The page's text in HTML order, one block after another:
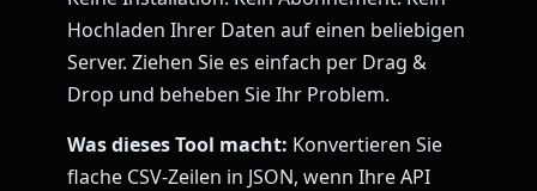
Hochladen Ihrer Daten auf einen beliebigen
Server. Ziehen Sie es einfach per Drag &
Drop und beheben Sie Ihr Problem.
Was dieses Tool macht: Konvertieren Sie
flache CSV-Zeilen in JSON, wenn Ihre API